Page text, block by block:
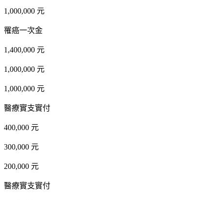
1,000,000 元
罹癌一次金
1,400,000 元
1,000,000 元
1,000,000 元
醫療實支實付
400,000 元
300,000 元
200,000 元
醫療實支實付